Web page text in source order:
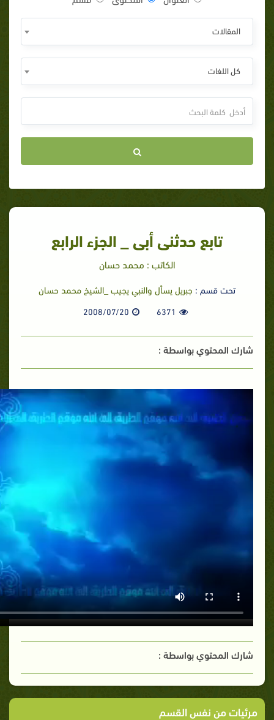
المقالات
كل اللغات
تابع حدثنى أبى _ الجزء الرابع
الكاتب : محمد حسان
تحت قسم : جبريل يسأل والنبي يجيب _الشيخ محمد حسان
6371
2008/07/20
شارك المحتوي بواسطة :
شارك المحتوي بواسطة :
مرئيات من نفس القسم